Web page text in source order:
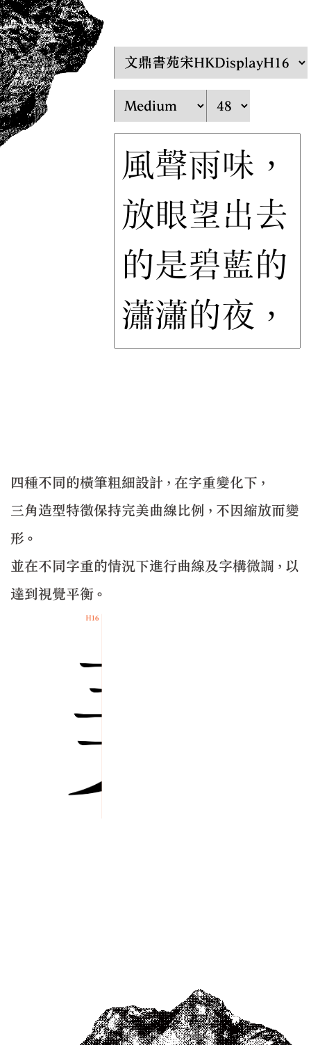
四種不同的橫筆粗細設計，在字重變化下，
三角造型特徵保持完美曲線比例，不因縮放而變
形。
並在不同字重的情況下進行曲線及字構微調，以
達到視覺平衡。